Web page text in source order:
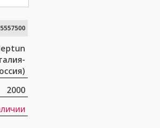
2000